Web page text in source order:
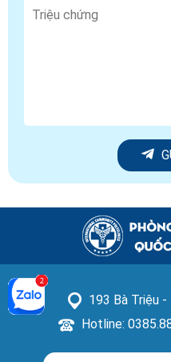
193 Bà Triệu -
Hotline: